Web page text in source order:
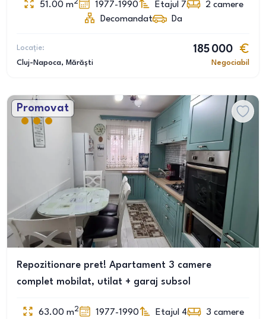
51.00 m2 1977-1990 Etajul 7 2 camere
Decomandat
Da
Locație:
Cluj-Napoca, Mărăști
185 000
Negociabil
Promovat
Repozitionare pret! Apartament 3 camere
complet mobilat, utilat + garaj subsol
63.00 m2 1977-1990 Etajul 4 3 camere